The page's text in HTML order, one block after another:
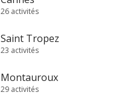
26 activités
Saint Tropez
23 activités
Montauroux
29 activités